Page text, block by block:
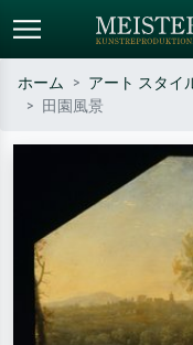
作家名・作品名・スタイ
– 例：モネ、星月夜、印
斎の波、ヌード。
ホーム アート スタイ
田園風景